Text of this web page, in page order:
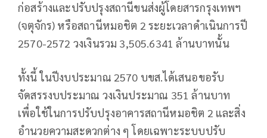
ก่อสร้างและปรับปรุงสถานีขนส่งผู้โดยสารกรุงเทพฯ
(จตุจักร) หรือสถานีหมอชิต 2 ระยะเวลาดำเนินการปี
2570-2572 วงเงินรวม 3,505.6341 ล้านบาทนั้น
ทั้งนี้ ในปีงบประมาณ 2570 บขส.ได้เสนอขอรับ
จัดสรรงบประมาณ วงเงินประมาณ 351 ล้านบาท
เพื่อใช้ในการปรับปรุงอาคารสถานีหมอชิต 2 และสิ่ง
อำนวยความสะดวกต่าง ๆ โดยเฉพาะระบบปรับ